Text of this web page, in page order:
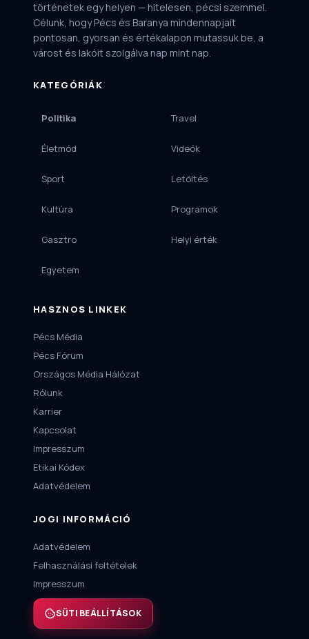
történetek egy helyen — hitelesen, pécsi szemmel.
Célunk, hogy Pécs és Baranya mindennapjait
pontosan, gyorsan és értékalapon mutassuk be, a
várost és lakóit szolgálva nap mint nap.
KATEGÓRIÁK
Politika
Életmód
Sport
Kultúra
Gasztro
Egyetem
Travel
Videók
Letöltés
Programok
Helyi érték
HASZNOS LINKEK
Pécs Média
Pécs Fórum
Országos Média Hálózat
Rólunk
Karrier
Kapcsolat
Impresszum
Etikai Kódex
Adatvédelem
JOGI INFORMÁCIÓ
Adatvédelem
Felhasználási feltételek
Impresszum
SÜTI BEÁLLÍTÁSOK